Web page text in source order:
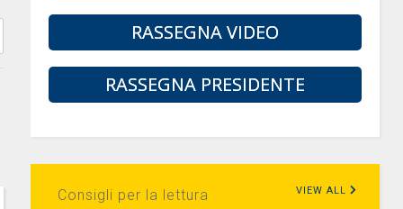
RASSEGNA VIDEO
RASSEGNA PRESIDENTE
Consigli per la lettura VIEW ALL